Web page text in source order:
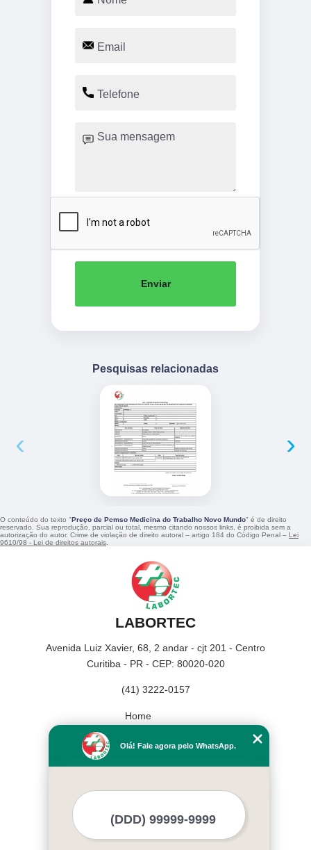
Enviar
Pesquisas relacionadas
‹ ›
O conteúdo do texto "Preço de Pcmso Medicina do Trabalho Novo Mundo" é de direito
reservado. Sua reprodução, parcial ou total, mesmo citando nossos links, é proibida sem a
autorização do autor. Crime de violação de direito autoral – artigo 184 do Código Penal – Lei
9610/98 - Lei de direitos autorais
LABORTEC
Avenida Luiz Xavier, 68, 2 andar - cjt 201 - Centro
Curitiba - PR - CEP: 80020-020
(41) 3222-0157
Home
Missão
Olá! Fale agora pelo WhatsApp.